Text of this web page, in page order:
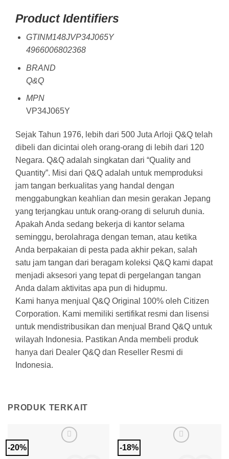
Product Identifiers
GTINM148JVP34J065Y
4966006802368
BRAND
Q&Q
MPN
VP34J065Y
Sejak Tahun 1976, lebih dari 500 Juta Arloji Q&Q telah
dibeli dan dicintai oleh orang-orang di lebih dari 120
Negara. Q&Q adalah singkatan dari “Quality and
Quantity”. Misi dari Q&Q adalah untuk memproduksi
jam tangan berkualitas yang handal dengan
menggabungkan keahlian dan mesin gerakan Jepang
yang terjangkau untuk orang-orang di seluruh dunia.
Apakah Anda sedang bekerja di kantor selama
seminggu, berolahraga dengan teman, atau ketika
Anda berpakaian di pesta pada akhir pekan, salah
satu jam tangan dari beragam koleksi Q&Q kami dapat
menjadi aksesori yang tepat di pergelangan tangan
Anda dalam aktivitas apa pun di hidupmu.
Kami hanya menjual Q&Q Original 100% oleh Citizen
Corporation. Kami memiliki sertifikat resmi dan lisensi
untuk mendistribusikan dan menjual Brand Q&Q untuk
wilayah Indonesia. Pastikan Anda membeli produk
hanya dari Dealer Q&Q dan Reseller Resmi di
Indonesia.
PRODUK TERKAIT
-20% -18%